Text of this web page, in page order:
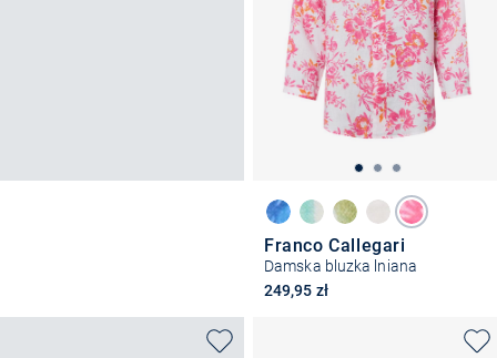
Franco Callegari
Damska bluzka lniana
249,95 zł